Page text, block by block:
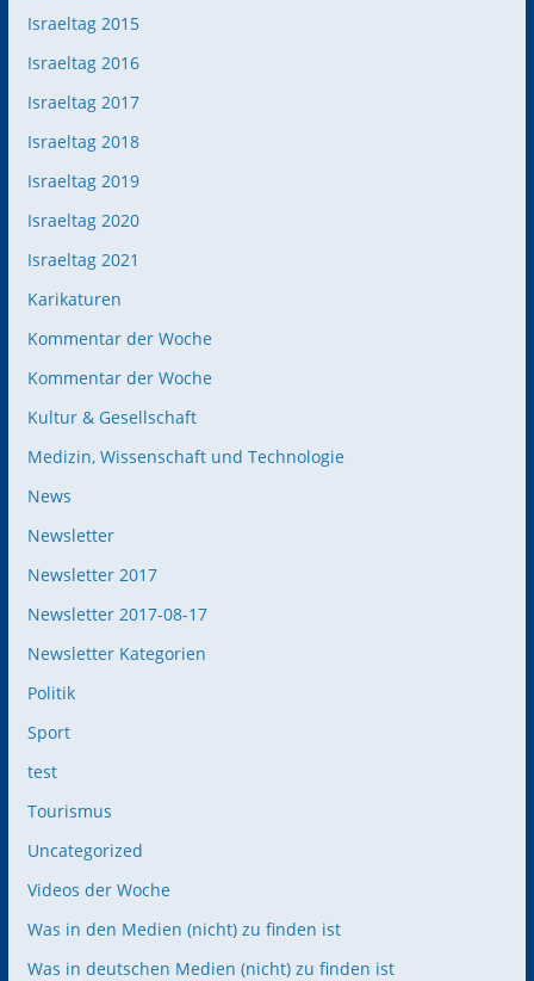
Israeltag 2015
Israeltag 2016
Israeltag 2017
Israeltag 2018
Israeltag 2019
Israeltag 2020
Israeltag 2021
Karikaturen
Kommentar der Woche
Kommentar der Woche
Kultur & Gesellschaft
Medizin, Wissenschaft und Technologie
News
Newsletter
Newsletter 2017
Newsletter 2017-08-17
Newsletter Kategorien
Politik
Sport
test
Tourismus
Uncategorized
Videos der Woche
Was in den Medien (nicht) zu finden ist
Was in deutschen Medien (nicht) zu finden ist